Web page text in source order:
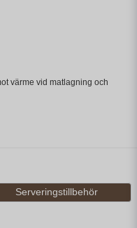
värme vid matlagning och
Serveringstillbehör